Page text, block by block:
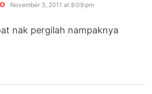
November 3, 2011 at 8:09 pm
nak pergilah nampaknya